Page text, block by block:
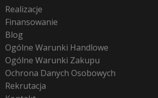
Realizacje
Finansowanie
Blog
Ogólne Warunki Handlowe
Ogólne Warunki Zakupu
Ochrona Danych Osobowych
Rekrutacja